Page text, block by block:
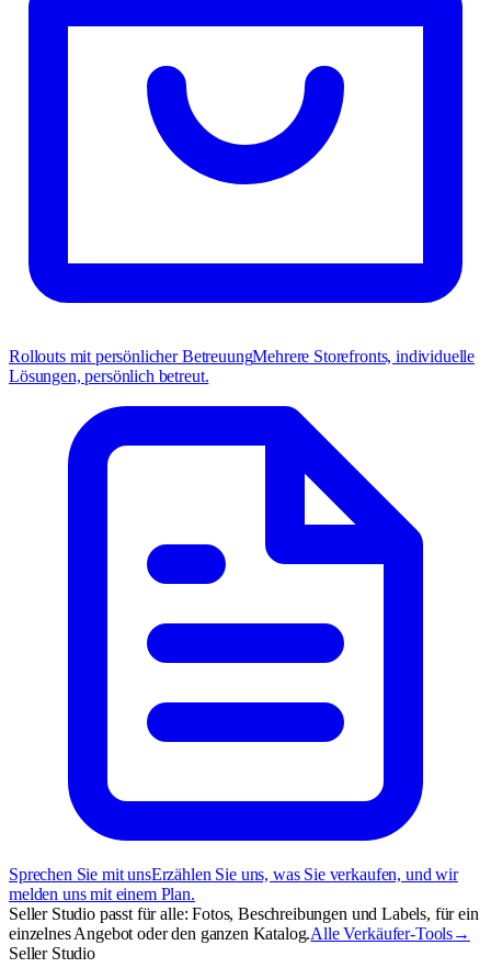
Rollouts mit persönlicher BetreuungMehrere Storefronts, individuelle
Lösungen, persönlich betreut.
Sprechen Sie mit unsErzählen Sie uns, was Sie verkaufen, und wir
melden uns mit einem Plan.
Seller Studio passt für alle: Fotos, Beschreibungen und Labels, für ein
einzelnes Angebot oder den ganzen Katalog.Alle Verkäufer-Tools→
Seller Studio